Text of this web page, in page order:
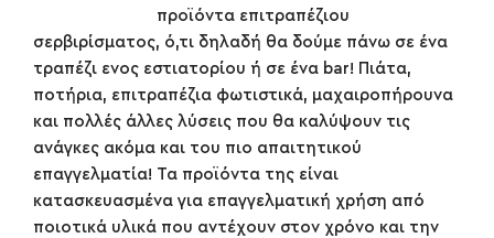
προϊόντα επιτραπέζιου
σερβιρίσματος, ό,τι δηλαδή θα δούμε πάνω σε ένα
τραπέζι ενος εστιατορίου ή σε ένα bar! Πιάτα,
ποτήρια, επιτραπέζια φωτιστικά, μαχαιροπήρουνα
και πολλές άλλες λύσεις που θα καλύψουν τις
ανάγκες ακόμα και του πιο απαιτητικού
επαγγελματία! Τα προϊόντα της είναι
κατασκευασμένα για επαγγελματική χρήση από
ποιοτικά υλικά που αντέχουν στον χρόνο και την